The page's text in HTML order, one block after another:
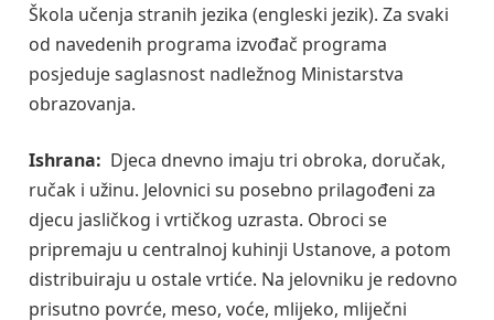
Škola učenja stranih jezika (engleski jezik). Za svaki
od navedenih programa izvođač programa
posjeduje saglasnost nadležnog Ministarstva
obrazovanja.
Ishrana: Djeca dnevno imaju tri obroka, doručak,
ručak i užinu. Jelovnici su posebno prilagođeni za
djecu jasličkog i vrtičkog uzrasta. Obroci se
pripremaju u centralnoj kuhinji Ustanove, a potom
distribuiraju u ostale vrtiće. Na jelovniku je redovno
prisutno povrće, meso, voće, mlijeko, mliječni